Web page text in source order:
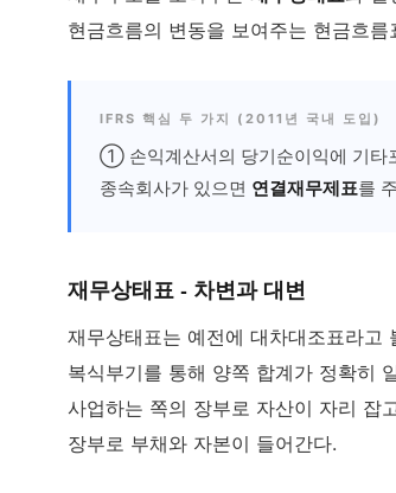
현금흐름의 변동을 보여주는 현금흐
IFRS 핵심 두 가지 (2011년 국내 도입)
① 손익계산서의 당기순이익에 기타
종속회사가 있으면 연결재무제표를
재무상태표 - 차변과 대변
재무상태표는 예전에 대차대조표라고
복식부기를 통해 양쪽 합계가 정확히
사업하는 쪽의 장부로 자산이 자리 잡
장부로 부채와 자본이 들어간다.